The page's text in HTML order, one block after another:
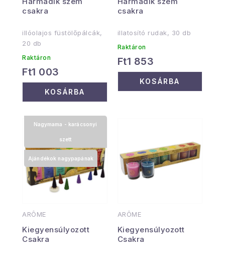
csakra
illóolajos füstölőpálcák,
20 db
Raktáron
Ft1 003
KOSÁRBA
csakra
illatosító rudak, 30 db
Raktáron
Ft1 853
KOSÁRBA
ARÔME
Kiegyensúlyozott
Csakra
Nagymama - karácsonyi
szett
Ajándékok nagypapának
ARÔME
Kiegyensúlyozott
Csakra